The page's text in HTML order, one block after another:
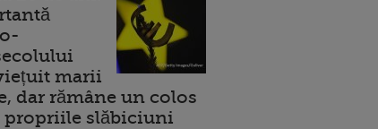
marii
dar rămâne un colos
propriile slăbiciuni